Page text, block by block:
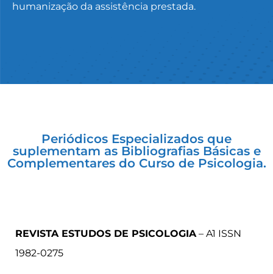
humanização da assistência prestada.
Periódicos Especializados que
suplementam as Bibliografias Básicas e
Complementares do Curso de Psicologia.
REVISTA ESTUDOS DE PSICOLOGIA – A1 ISSN
1982-0275